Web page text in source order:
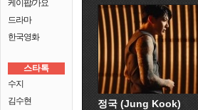
케이팝/가요
드라마
한국영화
스타톡
수지
김수현
정국 (Jung Kook)